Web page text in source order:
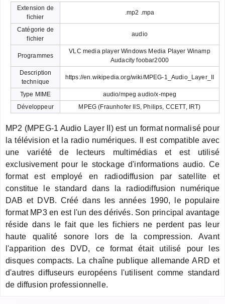
Extension de
fichier
.mp2 .mpa
Catégorie de
fichier
audio
Programmes
VLC media player Windows Media Player Winamp
Audacity foobar2000
Description
technique
https://en.wikipedia.org/wiki/MPEG-1_Audio_Layer_II
Type MIME
audio/mpeg audio/x-mpeg
Développeur
MPEG (Fraunhofer IIS, Philips, CCETT, IRT)
MP2 (MPEG-1 Audio Layer II) est un format normalisé pour
la télévision et la radio numériques. Il est compatible avec
une variété de lecteurs multimédias et est utilisé
exclusivement pour le stockage d'informations audio. Ce
format est employé en radiodiffusion par satellite et
constitue le standard dans la radiodiffusion numérique
DAB et DVB. Créé dans les années 1990, le populaire
format MP3 en est l'un des dérivés. Son principal avantage
réside dans le fait que les fichiers ne perdent pas leur
haute qualité sonore lors de la compression. Avant
l'apparition des DVD, ce format était utilisé pour les
disques compacts. La chaîne publique allemande ARD et
d'autres diffuseurs européens l'utilisent comme standard
de diffusion professionnelle.